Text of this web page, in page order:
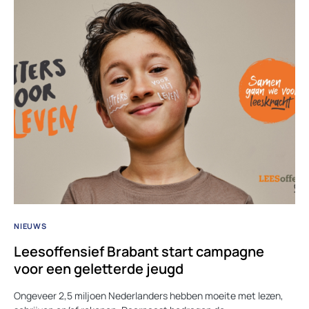
NIEUWS
Leesoffensief Brabant start campagne
voor een geletterde jeugd
Ongeveer 2,5 miljoen Nederlanders hebben moeite met lezen,